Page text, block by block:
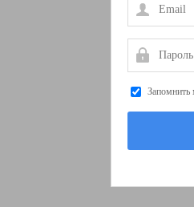
Email
Пароль
Запомнить